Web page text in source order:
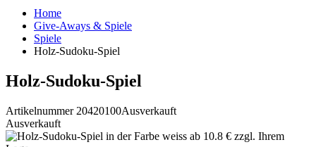
Home
Give-Aways & Spiele
Spiele
Holz-Sudoku-Spiel
Holz-Sudoku-Spiel
Artikelnummer 20420100Ausverkauft
Ausverkauft